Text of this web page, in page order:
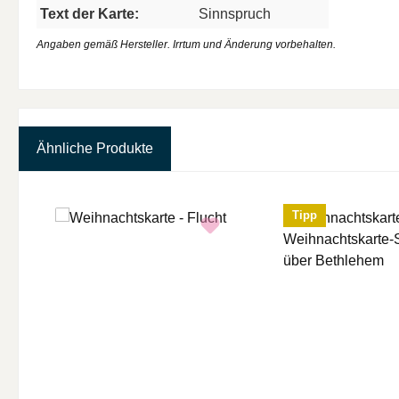
Text der Karte: Sinnspruch
Angaben gemäß Hersteller. Irrtum und Änderung vorbehalten.
Ähnliche Produkte
Tipp